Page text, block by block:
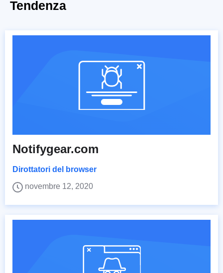
Tendenza
Notifygear.com
Dirottatori del browser
novembre 12, 2020